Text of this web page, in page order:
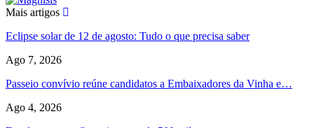
Mais artigos
Eclipse solar de 12 de agosto: Tudo o que precisa saber
Ago 7, 2026
Passeio convívio reúne candidatos a Embaixadores da Vinha e…
Ago 4, 2026